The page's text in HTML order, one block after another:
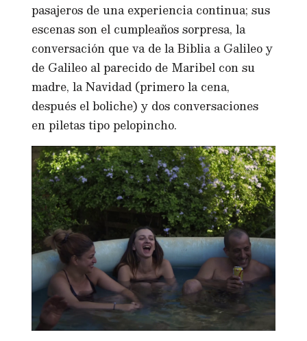
pasajeros de una experiencia continua; sus
escenas son el cumpleaños sorpresa, la
conversación que va de la Biblia a Galileo y
de Galileo al parecido de Maribel con su
madre, la Navidad (primero la cena,
después el boliche) y dos conversaciones
en piletas tipo pelopincho.